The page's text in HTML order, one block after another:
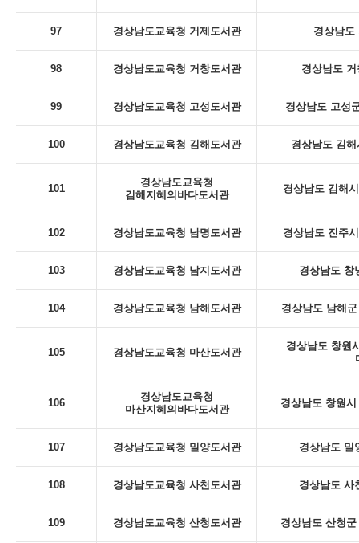
97 경상남도교육청 거제도서관 경상남도
98 경상남도교육청 거창도서관 경상남도
99 경상남도교육청 고성도서관 경상남도 고성
100 경상남도교육청 김해도서관 경상남도 김
101
경상남도교육청
김해지혜의바다도서관
경상남도 김해
102 경상남도교육청 남명도서관 경상남도 진주
103 경상남도교육청 남지도서관 경상남도 창
104 경상남도교육청 남해도서관 경상남도 남해
105 경상남도교육청 마산도서관
경상남도 창원
106
경상남도교육청
마산지혜의바다도서관
경상남도 창원
107 경상남도교육청 밀양도서관 경상남도 밀
108 경상남도교육청 사천도서관 경상남도 사
109 경상남도교육청 산청도서관 경상남도 산청